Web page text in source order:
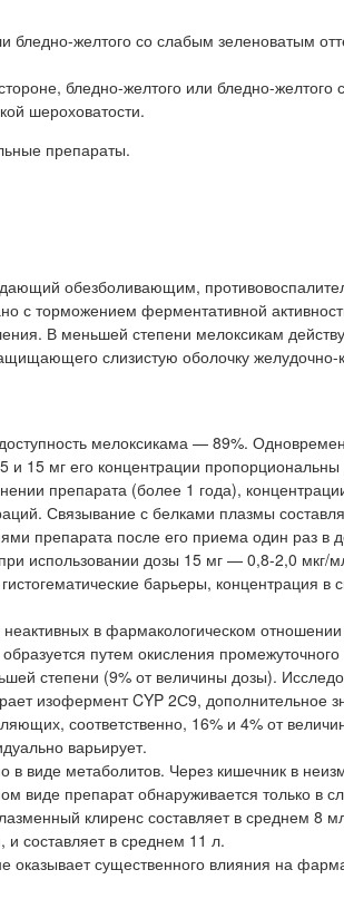
бледно-желтого со слабым зеленоватым
бледно-желтого или бледно-желтого
шероховатости.
препараты.
обезболивающим,
с торможением ферментативной
В меньшей степени мелоксикам
слизистую оболочку желудочно-
мелоксикама — 89%.
и 15 мг его концентрации
препарата (более 1 года),
Связывание с белками плазмы
препарата после его приема один раз в
использовании дозы 15 мг — 0,8-2,0 мкг/
барьеры, концентрация в
в фармакологическом
путем окисления
степени (9% от величины дозы).
изофермент CYP 2С9, дополнительное
соответственно, 16% и 4% от
варьирует.
в виде метаболитов. Через кишечник в
виде препарат обнаруживается только в
клиренс составляет в среднем 8
составляет в среднем 11 л.
оказывает существенного влияния на